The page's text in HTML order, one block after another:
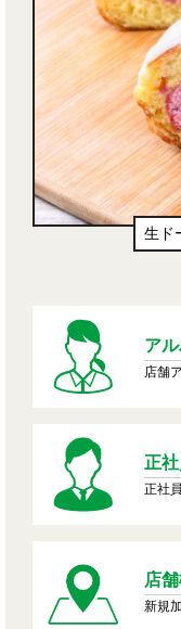
生ド
ア
店舗
正
正社
店
新規